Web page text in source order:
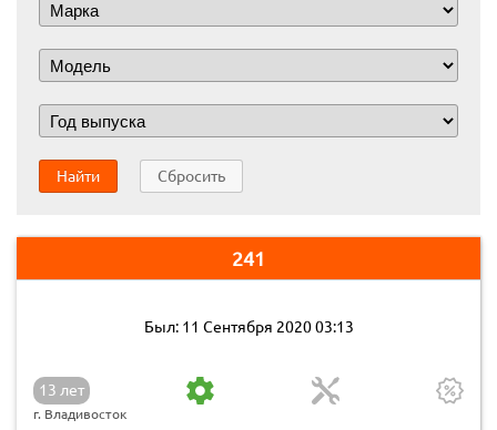
Найти Сбросить
241
Был: 11 Сентября 2020 03:13
13 лет
г. Владивосток